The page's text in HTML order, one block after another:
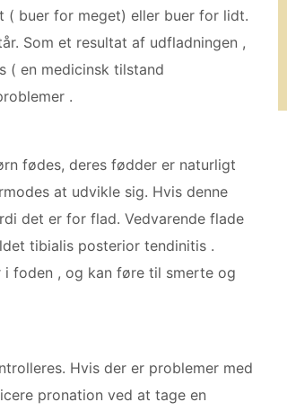
( buer for meget) eller buer for lidt.
Som et resultat af udfladningen ,
( en medicinsk tilstand
.
fødes, deres fødder er naturligt
at udvikle sig. Hvis denne
det er for flad. Vedvarende flade
tibialis posterior tendinitis .
foden , og kan føre til smerte og
Hvis der er problemer med
pronation ved at tage en